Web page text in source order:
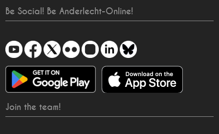
Be Social! Be Anderlecht-Online!
Join the team!